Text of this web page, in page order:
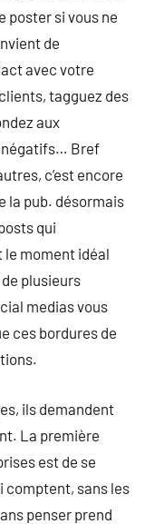
poster si vous ne
de
avec votre
tagguez des
aux
négatifs… Bref
c’est encore
la pub. désormais
qui
moment idéal
plusieurs
medias vous
ces bordures de
ils demandent
La première
est de se
comptent, sans les
penser prend